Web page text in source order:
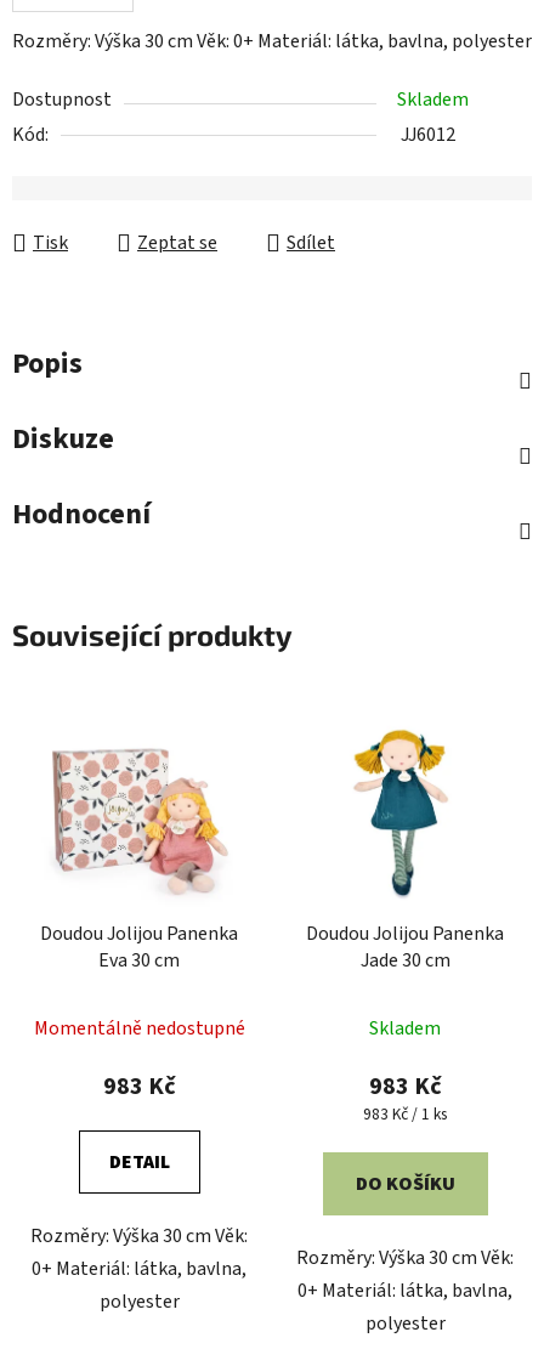
Rozměry: Výška 30 cm Věk: 0+ Materiál: látka, bavlna, polyester
Dostupnost
Skladem
Kód:
JJ6012
Tisk Zeptat se Sdílet
Popis
Diskuze
Hodnocení
Související produkty
Doudou Jolijou Panenka
Eva 30 cm
Momentálně nedostupné
983 Kč
DETAIL
Rozměry: Výška 30 cm Věk:
0+ Materiál: látka, bavlna,
polyester
Doudou Jolijou Panenka
Jade 30 cm
Skladem
983 Kč
Měrná
983 Kč / 1 ks
DO KOŠÍKU
Rozměry: Výška 30 cm Věk:
0+ Materiál: látka, bavlna,
polyester